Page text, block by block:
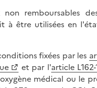
remboursables
à être utilisées en
fixées par les
et par l'article
médical ou le